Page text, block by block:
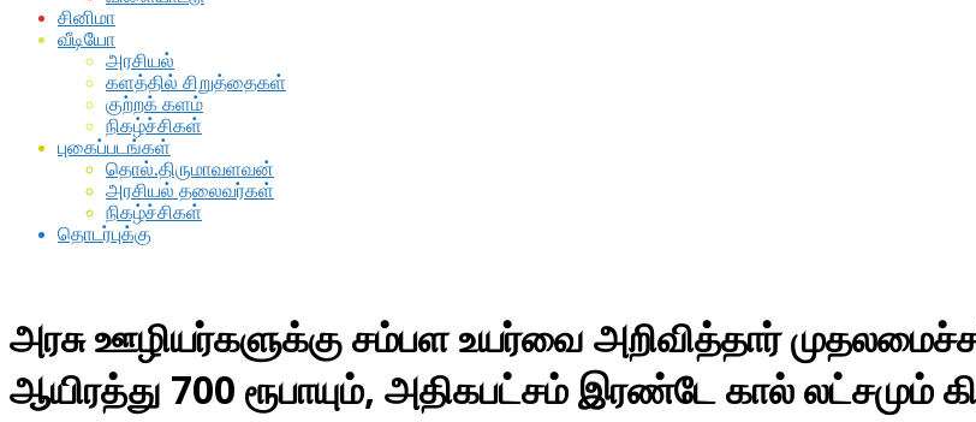
சினிமா
வீடியோ
அரசியல்
களத்தில் சிறுத்தைகள்
குற்றக் களம்
நிகழ்ச்சிகள்
புகைப்படங்கள்
தொல்.திருமாவளவன்
அரசியல் தலைவர்கள்
நிகழ்ச்சிகள்
தொடர்புக்கு
அரசு ஊழியர்களுக்கு சம்பள உயர்வை அறிவித்தார்
ஆயிரத்து 700 ரூபாயும், அதிகபட்சம் இரண்டே கால் லட்சமும்